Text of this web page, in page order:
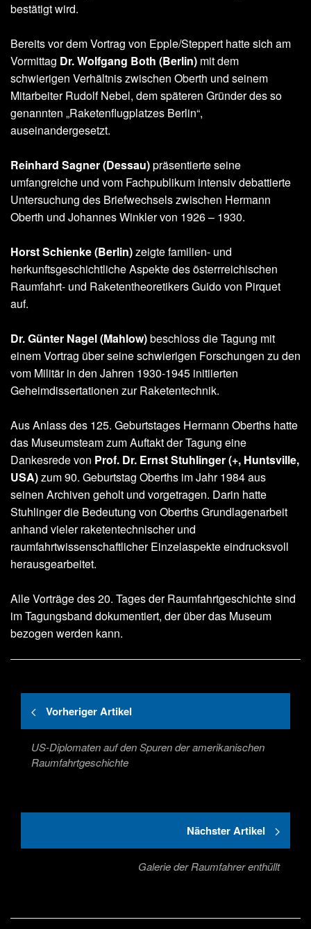
bestätigt wird.
Bereits vor dem Vortrag von Epple/Steppert hatte sich am
Vormittag Dr. Wolfgang Both (Berlin) mit dem
schwierigen Verhältnis zwischen Oberth und seinem
Mitarbeiter Rudolf Nebel, dem späteren Gründer des so
genannten „Raketenflugplatzes Berlin“,
auseinandergesetzt.
Reinhard Sagner (Dessau)präsentierte seine
umfangreiche und vom Fachpublikum intensiv debattierte
Untersuchung des Briefwechsels zwischen Hermann
Oberth und Johannes Winkler von 1926 – 1930.
Horst Schienke (Berlin)zeigte familien- und
herkunftsgeschichtliche Aspekte des österrreichischen
Raumfahrt- und Raketentheoretikers Guido von Pirquet
auf.
Dr. Günter Nagel (Mahlow)beschloss die Tagung mit
einem Vortrag über seine schwierigen Forschungen zu den
vom Militär in den Jahren 1930-1945 initiierten
Geheimdissertationen zur Raketentechnik.
Aus Anlass des 125. Geburtstages Hermann Oberths hatte
das Museumsteam zum Auftakt der Tagung eine
Dankesrede von Prof. Dr. Ernst Stuhlinger (+, Huntsville,
USA)zum 90. Geburtstag Oberths im Jahr 1984 aus
seinen Archiven geholt und vorgetragen. Darin hatte
Stuhlinger die Bedeutung von Oberths Grundlagenarbeit
anhand vieler raketentechnischer und
raumfahrtwissenschaftlicher Einzelaspekte eindrucksvoll
herausgearbeitet.
Alle Vorträge des 20. Tages der Raumfahrtgeschichte sind
im Tagungsband dokumentiert, der über das Museum
bezogen werden kann.
Vorheriger Artikel
US-Diplomaten auf den Spuren der amerikanischen
Raumfahrtgeschichte
Nächster Artikel
Galerie der Raumfahrer enthüllt